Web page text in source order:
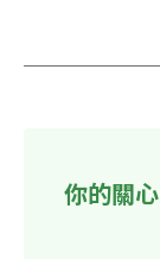
你的關